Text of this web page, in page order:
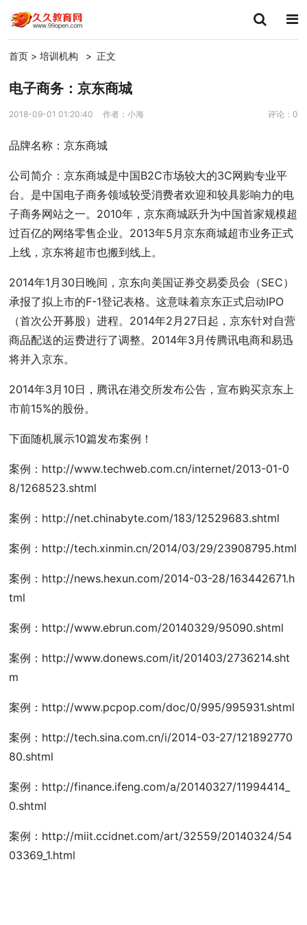
首页 >培训机构 > 正文
电子商务：京东商城
2018-09-01 01:20:40 作者：小海 评论：0
品牌名称：京东商城
公司简介：京东商城是中国B2C市场较大的3C网购专业平
台。是中国电子商务领域较受消费者欢迎和较具影响力的电
子商务网站之一。2010年，京东商城跃升为中国首家规模超
过百亿的网络零售企业。2013年5月京东商城超市业务正式
上线，京东将超市也搬到线上。
2014年1月30日晚间，京东向美国证券交易委员会（SEC）
承报了拟上市的F-1登记表格。这意味着京东正式启动IPO
（首次公开募股）进程。2014年2月27日起，京东针对自营
商品配送的运费进行了调整。2014年3月传腾讯电商和易迅
将并入京东。
2014年3月10日，腾讯在港交所发布公告，宣布购买京东上
市前15%的股份。
下面随机展示10篇发布案例！
案例：http://www.techweb.com.cn/internet/2013-01-0
8/1268523.shtml
案例：http://net.chinabyte.com/183/12529683.shtml
案例：http://tech.xinmin.cn/2014/03/29/23908795.html
案例：http://news.hexun.com/2014-03-28/163442671.h
tml
案例：http://www.ebrun.com/20140329/95090.shtml
案例：http://www.donews.com/it/201403/2736214.sht
m
案例：http://www.pcpop.com/doc/0/995/995931.shtml
案例：http://tech.sina.com.cn/i/2014-03-27/121892770
80.shtml
案例：http://finance.ifeng.com/a/20140327/11994414_
0.shtml
案例：http://miit.ccidnet.com/art/32559/20140324/54
03369_1.html